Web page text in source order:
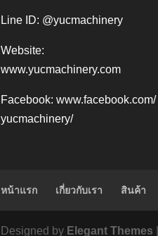
Line ID: @yucmachinery
Website:
www.yucmachinery.com
Facebook:www.facebook.com/
yucmachinery/
หน้าแรก เกี่ยวกับเรา สินค้า
Designed by Elegant Themes